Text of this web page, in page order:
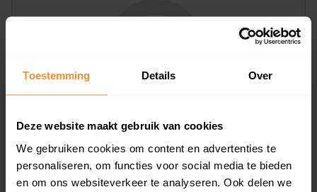
Toestemming Details Over
Deze website maakt gebruik van cookies
We gebruiken cookies om content en advertenties te
personaliseren, om functies voor social media te bieden
en om ons websiteverkeer te analyseren. Ook delen we
Bouwjaar